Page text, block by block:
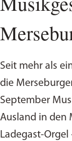
Seit mehr als
die
September
Ausland in den
Ladegast-